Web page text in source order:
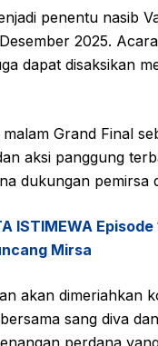
penentu nasib
2025.
dapat disaksikan
Grand Final
aksi panggung
dukungan pemirsa
ISTIMEWA
Mirsa
akan dimeriahkan
sang diva
perdana